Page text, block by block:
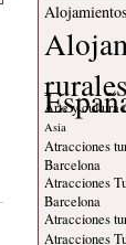
España
Arte y cultura
Asia
Atracciones
Barcelona
Atracciones
Barcelona
Atracciones
Atracciones